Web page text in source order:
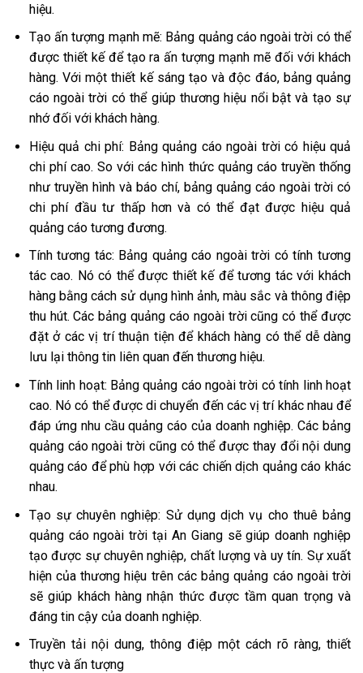
hiệu.
Tạo ấn tượng mạnh mẽ: Bảng quảng cáo ngoài trời có thể
được thiết kế để tạo ra ấn tượng mạnh mẽ đối với khách
hàng. Với một thiết kế sáng tạo và độc đáo, bảng quảng
cáo ngoài trời có thể giúp thương hiệu nổi bật và tạo sự
nhớ đối với khách hàng.
Hiệu quả chi phí: Bảng quảng cáo ngoài trời có hiệu quả
chi phí cao. So với các hình thức quảng cáo truyền thống
như truyền hình và báo chí, bảng quảng cáo ngoài trời có
chi phí đầu tư thấp hơn và có thể đạt được hiệu quả
quảng cáo tương đương.
Tính tương tác: Bảng quảng cáo ngoài trời có tính tương
tác cao. Nó có thể được thiết kế để tương tác với khách
hàng bằng cách sử dụng hình ảnh, màu sắc và thông điệp
thu hút. Các bảng quảng cáo ngoài trời cũng có thể được
đặt ở các vị trí thuận tiện để khách hàng có thể dễ dàng
lưu lại thông tin liên quan đến thương hiệu.
Tính linh hoạt: Bảng quảng cáo ngoài trời có tính linh hoạt
cao. Nó có thể được di chuyển đến các vị trí khác nhau để
đáp ứng nhu cầu quảng cáo của doanh nghiệp. Các bảng
quảng cáo ngoài trời cũng có thể được thay đổi nội dung
quảng cáo để phù hợp với các chiến dịch quảng cáo khác
nhau.
Tạo sự chuyên nghiệp: Sử dụng dịch vụ cho thuê bảng
quảng cáo ngoài trời tại An Giang sẽ giúp doanh nghiệp
tạo được sự chuyên nghiệp, chất lượng và uy tín. Sự xuất
hiện của thương hiệu trên các bảng quảng cáo ngoài trời
sẽ giúp khách hàng nhận thức được tầm quan trọng và
đáng tin cậy của doanh nghiệp.
Truyền tải nội dung, thông điệp một cách rõ ràng, thiết
thực và ấn tượng